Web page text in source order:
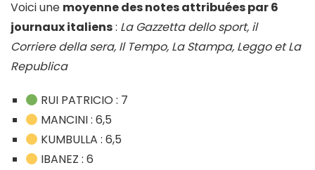
Voici une moyenne des notes attribuées par 6
journaux italiens: La Gazzetta dello sport, il
Corriere della sera, Il Tempo, La Stampa, Leggo et La
Republica
RUI PATRICIO : 7
MANCINI : 6,5
KUMBULLA : 6,5
IBANEZ : 6